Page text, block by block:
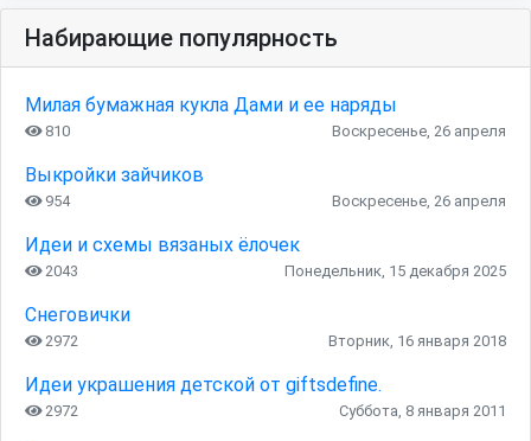
Набирающие популярность
Милая бумажная кукла Дами и ее наряды
810 Воскресенье, 26 апреля
Выкройки зайчиков
954 Воскресенье, 26 апреля
Идеи и схемы вязаных ёлочек
2043 Понедельник, 15 декабря 2025
Снеговички
2972 Вторник, 16 января 2018
Идеи украшения детской от giftsdefine.
2972 Суббота, 8 января 2011